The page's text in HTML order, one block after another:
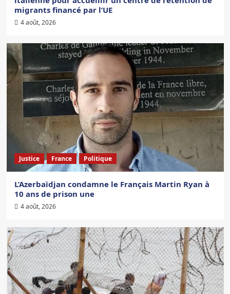
migrants financé par l’UE
4 août, 2026
Justice France Politique
L’Azerbaïdjan condamne le Français Martin Ryan à
10 ans de prison une
4 août, 2026